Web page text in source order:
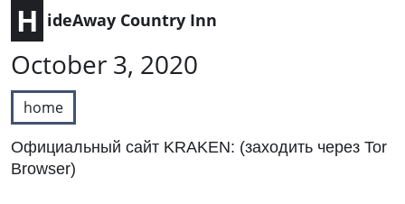
H ideAway Country Inn
October 3, 2020
home
Официальный сайт KRAKEN: (заходить через Tor
Browser)